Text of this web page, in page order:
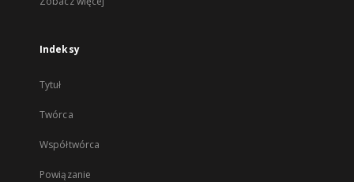
Indeksy
Tytuł
Twórca
Współtwórca
Powiązanie